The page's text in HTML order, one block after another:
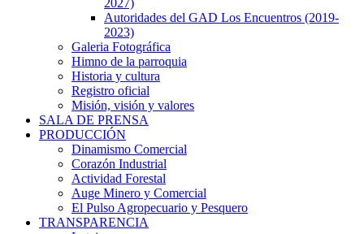
2027)
Autoridades del GAD Los Encuentros (2019-
2023)
Galeria Fotográfica
Himno de la parroquia
Historia y cultura
Registro oficial
Misión, visión y valores
SALA DE PRENSA
PRODUCCIÓN
Dinamismo Comercial
Corazón Industrial
Actividad Forestal
Auge Minero y Comercial
El Pulso Agropecuario y Pesquero
TRANSPARENCIA